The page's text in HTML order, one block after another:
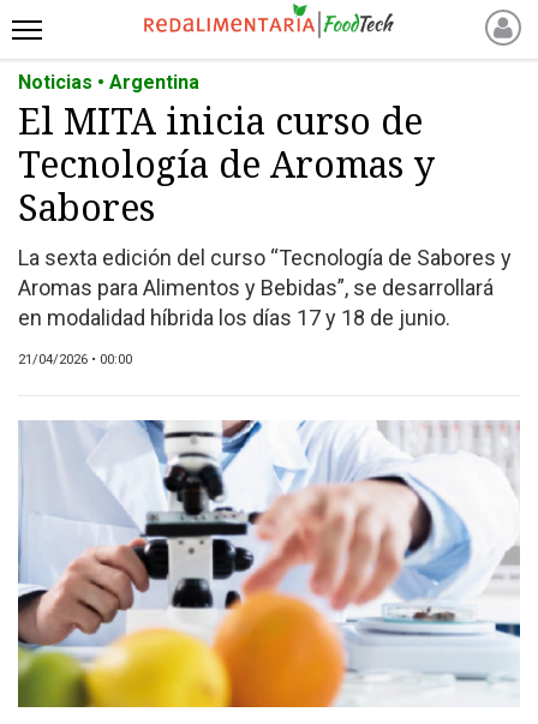
INICIO
NOTICIAS RECIENTES
NOTICIAS
PROTEÍNAS
ANIMAL FREE
FOODTECH
DIRECTORIO
MEDIA KIT
SERVICIOS
Noticias • Argentina
El MITA inicia curso de
Tecnología de Aromas y
Sabores
La sexta edición del curso “Tecnología de Sabores y
Aromas para Alimentos y Bebidas”, se desarrollará
en modalidad híbrida los días 17 y 18 de junio.
21/04/2026 • 00:00